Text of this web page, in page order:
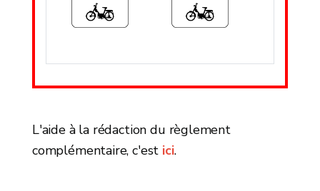
L'aide à la rédaction du règlement
complémentaire, c'est ici.